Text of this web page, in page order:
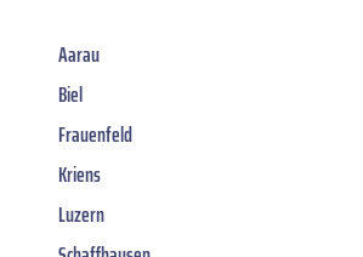
Aarau
Biel
Frauenfeld
Kriens
Luzern